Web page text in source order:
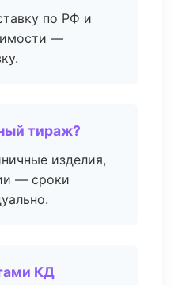
по РФ и
—
тираж?
изделия,
— сроки
КД